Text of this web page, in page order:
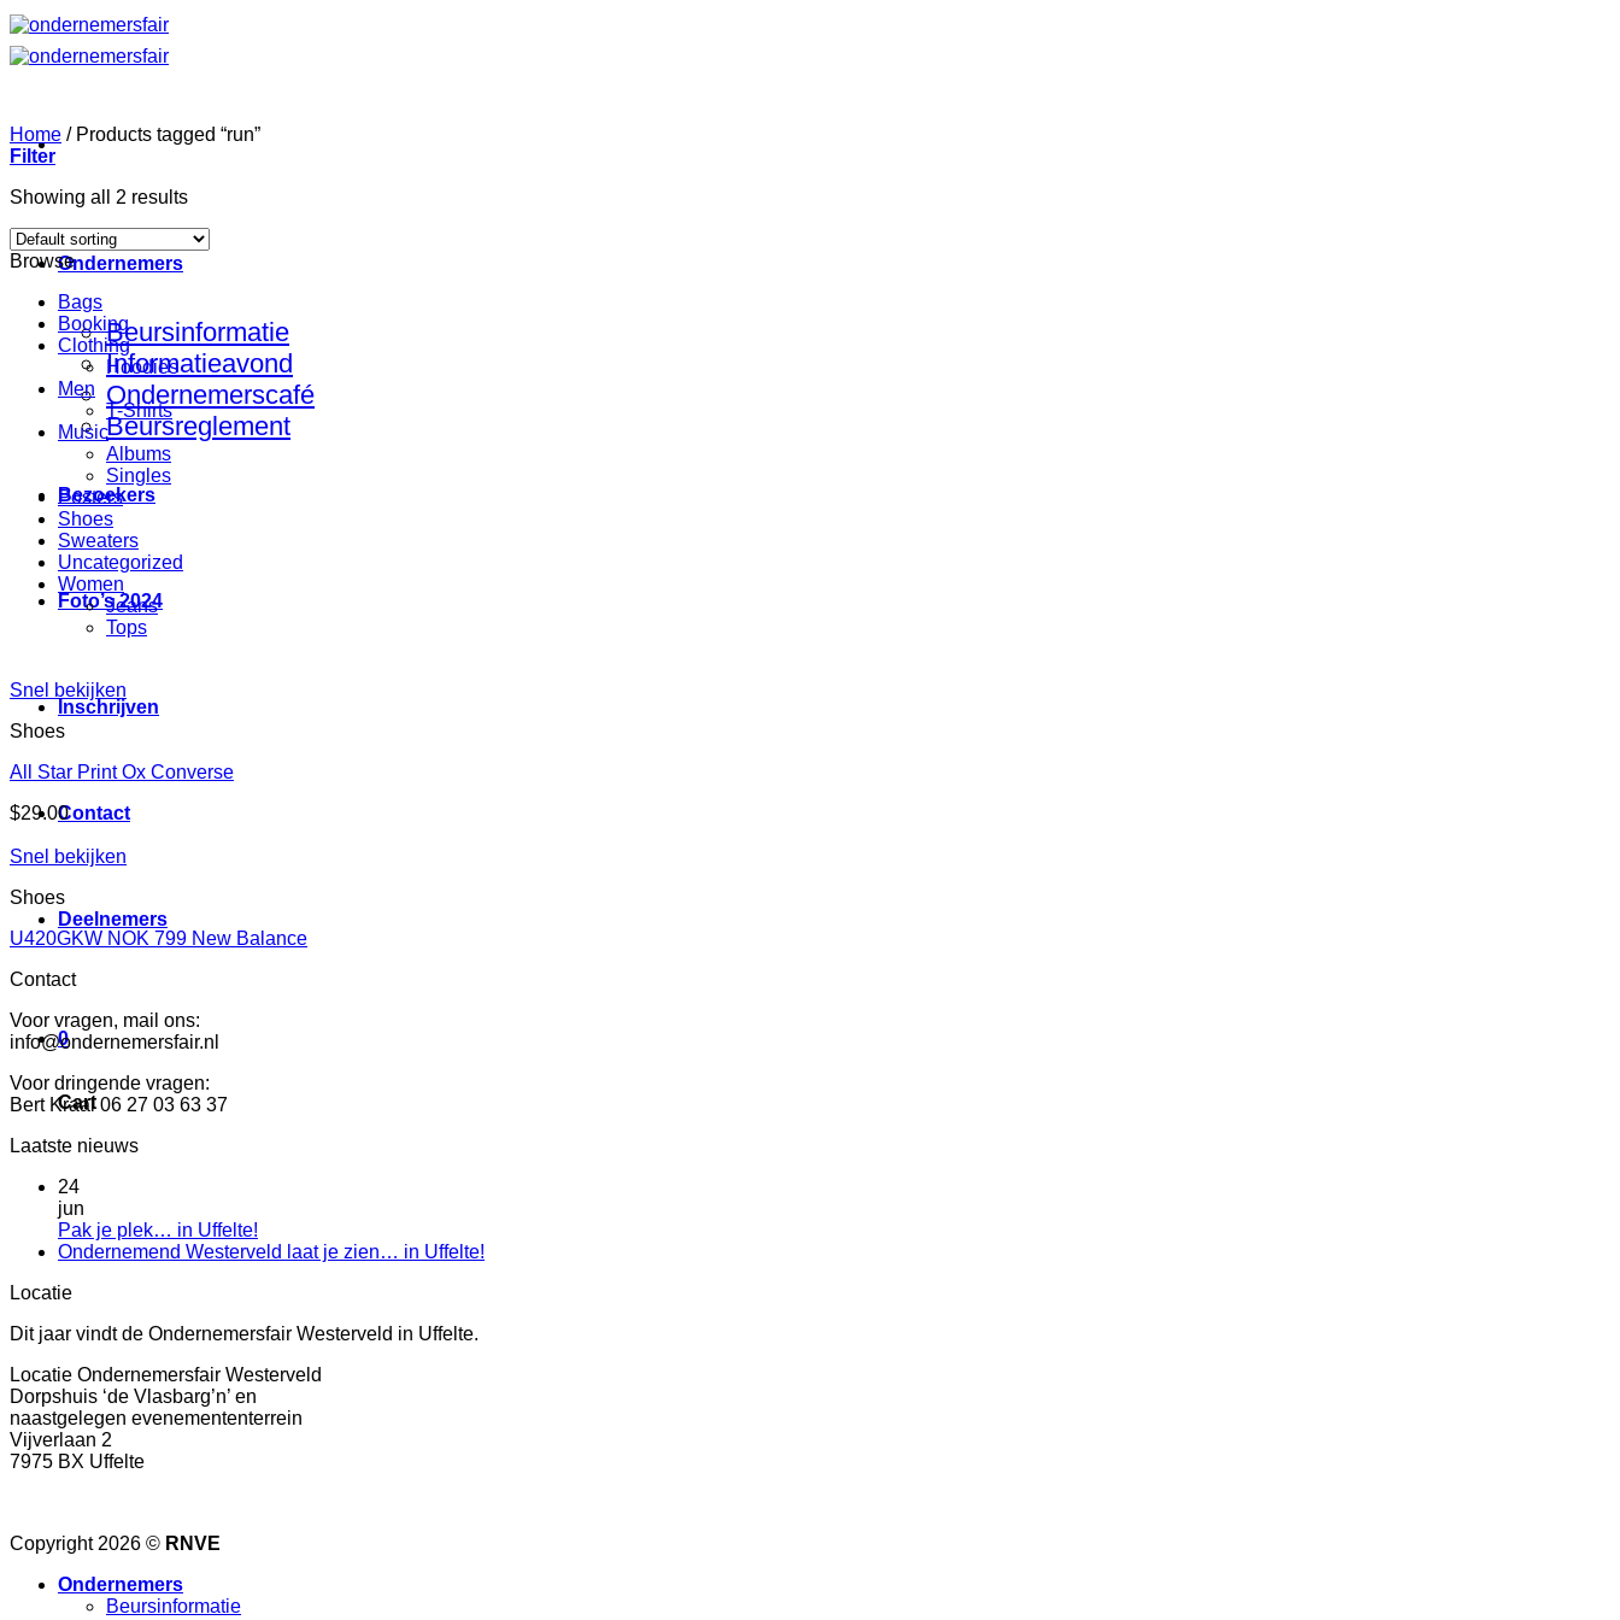
Ga
naar
inhoud
Ondernemers
Beursinformatie
Informatieavond
Ondernemerscafé
Beursreglement
Bezoekers
Foto’s 2024
Inschrijven
Contact
Deelnemers
0
Cart
Home /Products tagged “run”
Filter
Showing all 2 results
Browse
Bags
Booking
Clothing
Hoodies
Men
T-Shirts
Music
Albums
Singles
Posters
Shoes
Sweaters
Uncategorized
Women
Jeans
Tops
Snel bekijken
Shoes
All Star Print Ox Converse
$29.00
Snel bekijken
Shoes
U420GKW NOK 799 New Balance
Contact
Voor vragen, mail ons:
info@ondernemersfair.nl
Voor dringende vragen:
Bert Kraal 06 27 03 63 37
Laatste nieuws
24
jun
Pak je plek… in Uffelte!
Ondernemend Westerveld laat je zien… in Uffelte!
Locatie
Dit jaar vindt de Ondernemersfair Westerveld in Uffelte.
Locatie Ondernemersfair Westerveld
Dorpshuis ‘de Vlasbarg’n’ en
naastgelegen evenemententerrein
Vijverlaan 2
7975 BX Uffelte
Copyright 2026 © RNVE
Ondernemers
Beursinformatie